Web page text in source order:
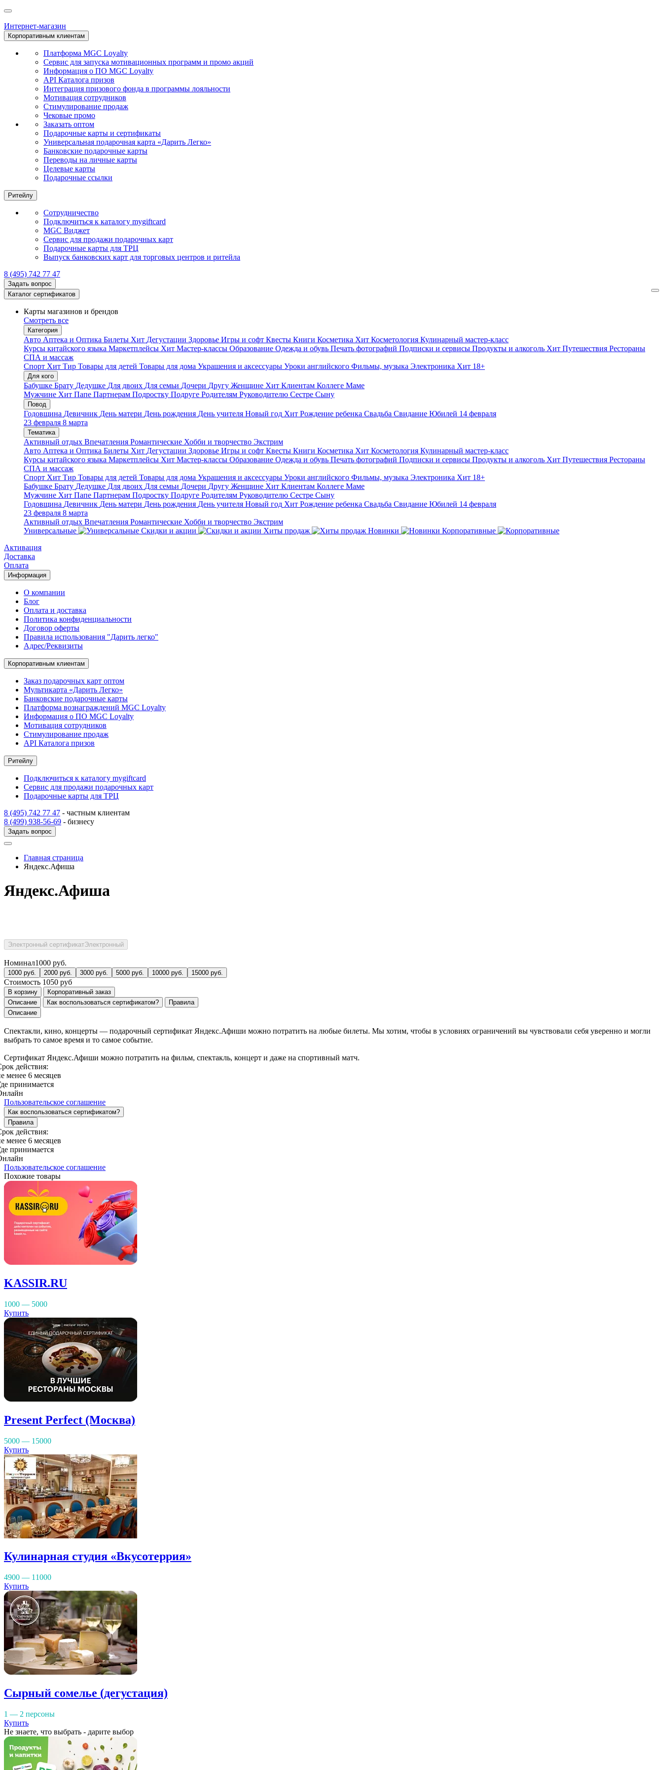
Интернет-магазин
Корпоративным клиентам
Платформа MGC Loyalty
Сервис для запуска мотивационных программ и промо акций
Информация о ПО MGC Loyalty
API Каталога призов
Интеграция призового фонда в программы лояльности
Мотивация сотрудников
Стимулирование продаж
Чековые промо
Заказать оптом
Подарочные карты и сертификаты
Универсальная подарочная карта «Дарить Легко»
Банковские подарочные карты
Переводы на личные карты
Целевые карты
Подарочные ссылки
Ритейлу
Сотрудничество
Подключиться к каталогу mygiftcard
MGC Виджет
Сервис для продажи подарочных карт
Подарочные карты для ТРЦ
Выпуск банковских карт для торговых центров и ритейла
8 (495) 742 77 47
Задать вопрос
Каталог сертификатов
Карты магазинов и брендов
Смотреть все
Категория
Авто Аптека и Оптика Билеты Хит Дегустации Здоровье Игры и софт Квесты Книги Косметика Хит Косметология Кулинарный мастер-класс
Курсы китайского языка Маркетплейсы Хит Мастер-классы Образование Одежда и обувь Печать фотографий Подписки и сервисы Продукты и алкоголь Хит Путешествия Рестораны
СПА и массаж
Спорт Хит Тир Товары для детей Товары для дома Украшения и аксессуары Уроки английского Фильмы, музыка Электроника Хит 18+
Для кого
Бабушке Брату Дедушке Для двоих Для семьи Дочери Другу Женщине Хит Клиентам Коллеге Маме
Мужчине Хит Папе Партнерам Подростку Подруге Родителям Руководителю Сестре Сыну
Повод
Годовщина Девичник День матери День рождения День учителя Новый год Хит Рождение ребенка Свадьба Свидание Юбилей 14 февраля
23 февраля 8 марта
Тематика
Активный отдых Впечатления Романтические Хобби и творчество Экстрим
Авто Аптека и Оптика Билеты Хит Дегустации Здоровье Игры и софт Квесты Книги Косметика Хит Косметология Кулинарный мастер-класс
Курсы китайского языка Маркетплейсы Хит Мастер-классы Образование Одежда и обувь Печать фотографий Подписки и сервисы Продукты и алкоголь Хит Путешествия Рестораны
СПА и массаж
Спорт Хит Тир Товары для детей Товары для дома Украшения и аксессуары Уроки английского Фильмы, музыка Электроника Хит 18+
Бабушке Брату Дедушке Для двоих Для семьи Дочери Другу Женщине Хит Клиентам Коллеге Маме
Мужчине Хит Папе Партнерам Подростку Подруге Родителям Руководителю Сестре Сыну
Годовщина Девичник День матери День рождения День учителя Новый год Хит Рождение ребенка Свадьба Свидание Юбилей 14 февраля
23 февраля 8 марта
Активный отдых Впечатления Романтические Хобби и творчество Экстрим
Универсальные
Скидки и акции Хиты продаж Новинки
Корпоративные
Активация
Доставка
Оплата
Информация
О компании
Блог
Оплата и доставка
Политика конфиденциальности
Договор оферты
Правила использования "Дарить легко"
Адрес/Реквизиты
Корпоративным клиентам
Заказ подарочных карт оптом
Мультикарта «Дарить Легко»
Банковские подарочные карты
Платформа вознаграждений MGC Loyalty
Информация о ПО MGC Loyalty
Мотивация сотрудников
Стимулирование продаж
API Каталога призов
Ритейлу
Подключиться к каталогу mygiftcard
Сервис для продажи подарочных карт
Подарочные карты для ТРЦ
8 (495) 742 77 47 - частным клиентам
8 (499) 938-56-69 - бизнесу
Задать вопрос
Главная страница
Яндекс.Афиша
Яндекс.Афиша
Электронный сертификатЭлектронный
Номинал1000 руб.
1000 руб. 2000 руб. 3000 руб. 5000 руб. 10000 руб. 15000 руб.
Стоимость 1050 руб
В корзину
Корпоративный заказ
Описание
Как воспользоваться сертификатом?
Правила
Описание
Спектакли, кино, концерты — подарочный сертификат Яндекс.Афиши можно потратить на любые билеты. Мы хотим, чтобы в условиях ограничений вы чувствовали себя уверенно и могли
выбрать то самое время и то самое событие.
Сертификат Яндекс.Афиши можно потратить на фильм, спектакль, концерт и даже на спортивный матч.
действия:
менее 6 месяцев
принимается
Пользовательское соглашение
Как воспользоваться сертификатом?
Правила
действия:
менее 6 месяцев
принимается
Пользовательское соглашение
Похожие товары
KASSIR.RU
1000 — 5000
Купить
Present Perfect (Москва)
5000 — 15000
Купить
Кулинарная студия «Вкусотеррия»
4900 — 11000
Купить
Сырный сомелье (дегустация)
1 — 2 персоны
Купить
Не знаете, что выбрать - дарите выбор